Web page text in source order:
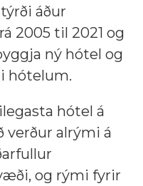
áður
2005 til 2021 og
ný hótel og
hótelum.
hótel á
verður alrými á
og rými fyrir